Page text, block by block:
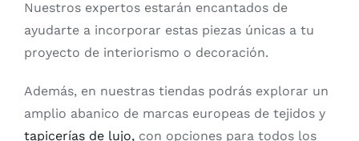
Nuestros expertos estarán encantados de
ayudarte a incorporar estas piezas únicas a tu
proyecto de interiorismo o decoración.
Además, en nuestras tiendas podrás explorar un
amplio abanico de marcas europeas de tejidos y
tapicerías de lujo, con opciones para todos los